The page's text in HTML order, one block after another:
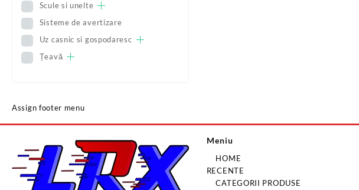
Scule si unelte
Sisteme de avertizare
Uz casnic si gospodaresc
Țeavă
Assign footer menu
Meniu
HOME
RECENTE
CATEGORII PRODUSE